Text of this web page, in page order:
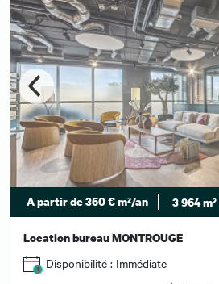
A partir de 360 € m²/an 3 964 m²
Location bureau MONTROUGE
Disponibilité : Immédiate